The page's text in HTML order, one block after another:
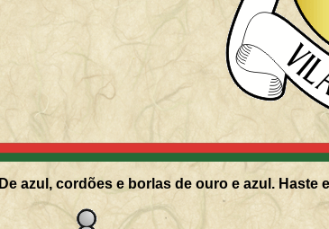
De azul, cordões e borlas de ouro e azul. Haste